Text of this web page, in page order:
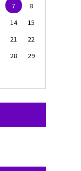
7
8
14
15
21
22
28
29